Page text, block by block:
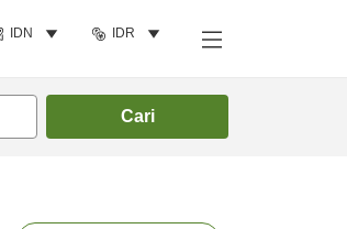
IDN IDR
Cari